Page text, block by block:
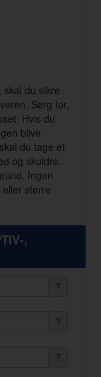
skal du sikre
Sørg for,
Hvis du
blive
du tage et
og skuldre.
Ingen
større
,
?
?
?